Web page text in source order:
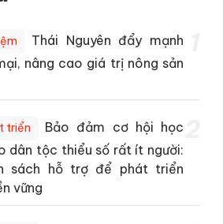
Thái Nguyên đẩy mạnh
nâng cao giá trị nông sản
triển
Bảo đảm cơ hội học
dân tộc thiểu số rất ít người:
sách hỗ trợ để phát triển
vững